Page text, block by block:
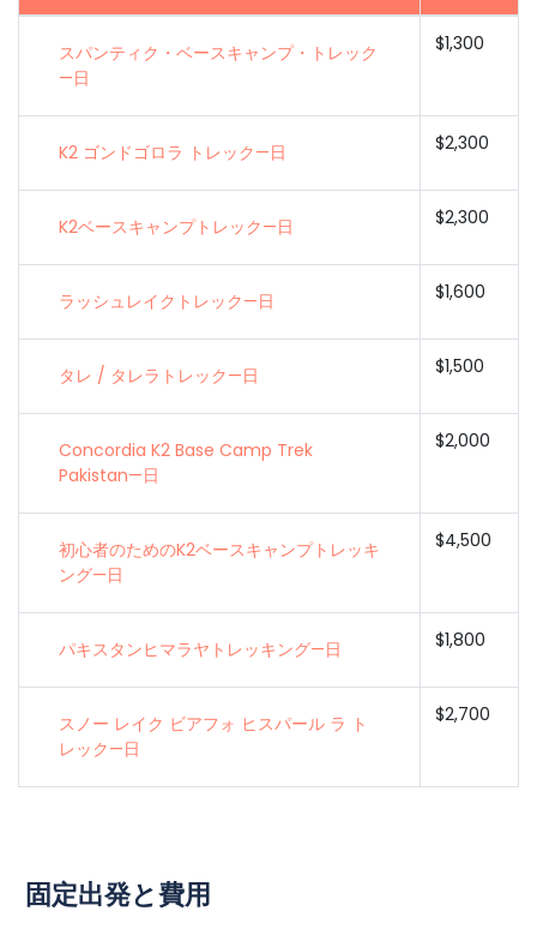
スパンティク・ベースキャンプ・トレック
—日
$1,300
K2 ゴンドゴロラ トレック—日 $2,300
K2ベースキャンプトレック—日 $2,300
ラッシュレイクトレック—日 $1,600
タレ / タレラトレック—日 $1,500
Concordia K2 Base Camp Trek
Pakistan—日
$2,000
初心者のためのK2ベースキャンプトレッキ
ング—日
$4,500
パキスタンヒマラヤトレッキング—日 $1,800
スノー レイク ビアフォ ヒスパール ラ ト
レック—日
$2,700
固定出発と費用